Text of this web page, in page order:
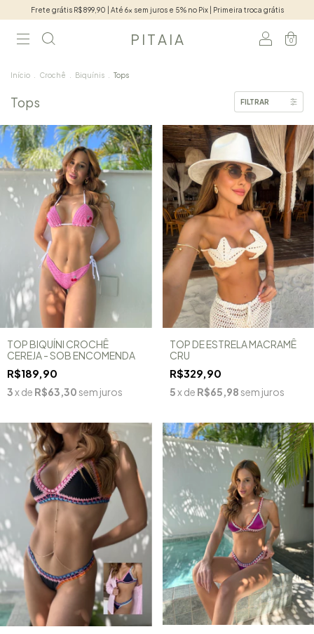
Frete grátis R$899,90 | Até 6x sem juros e 5% no Pix | Primeira troca grátis
P I T A I A 0
Início Crochê Biquínis Tops
Tops FILTRAR
TOP BIQUÍNI CROCHÊ
CEREJA - SOB ENCOMENDA
R$189,90
3x de R$63,30 sem juros
TOP DE ESTRELA MACRAMÊ
CRU
R$329,90
5x de R$65,98 sem juros